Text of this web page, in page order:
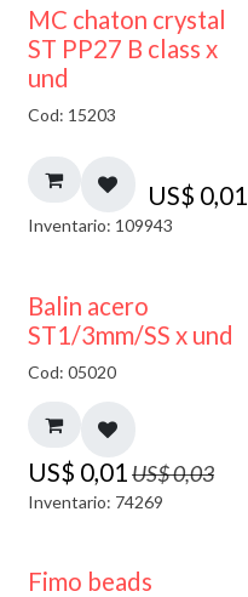
MC chaton crystal
ST PP27 B class x
und
Cod: 15203
US$ 0,01
Inventario: 109943
50% DESCUENTO
Balin acero
ST1/3mm/SS x und
Cod: 05020
US$ 0,01US$0,03
Inventario: 74269
Fimo beads